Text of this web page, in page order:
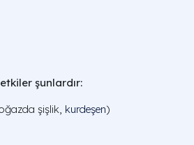
şunlardır:
şişlik, kurdeşen)